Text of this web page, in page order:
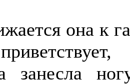
она к
занесла